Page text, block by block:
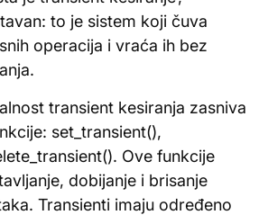
to je sistem koji čuva
operacija i vraća ih bez
transient kesiranja zasniva
set_transient(),
Ove funkcije
dobijanje i brisanje
Transienti imaju određeno